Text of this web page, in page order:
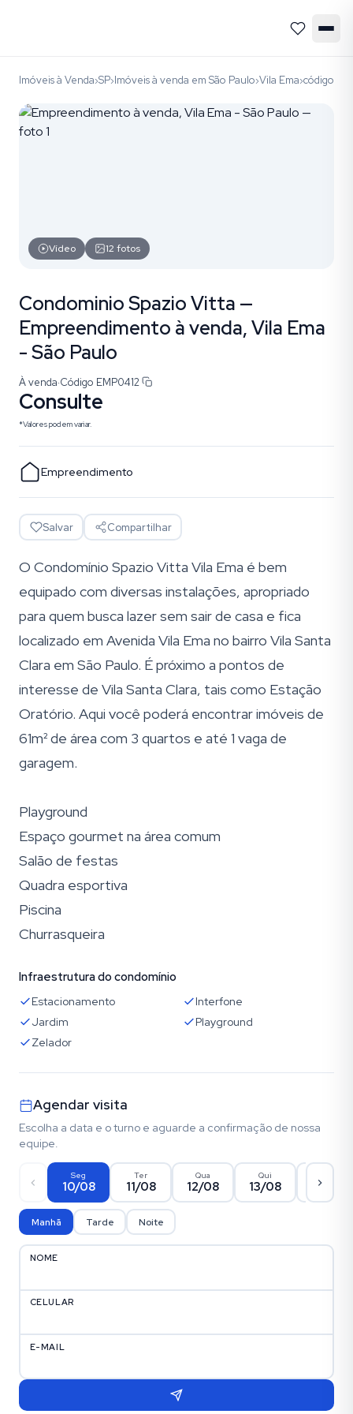
Imóveis à Venda›SP›Imóveis à venda em São Paulo›Vila Ema›código
Vídeo 12 fotos
Condominio Spazio Vitta —
Empreendimento à venda, Vila Ema
- São Paulo
À venda·Código EMP0412
Consulte
*Valores podem variar.
Empreendimento
Salvar Compartilhar
O Condomínio Spazio Vitta Vila Ema é bem
equipado com diversas instalações, apropriado
para quem busca lazer sem sair de casa e fica
localizado em Avenida Vila Ema no bairro Vila Santa
Clara em São Paulo. É próximo a pontos de
interesse de Vila Santa Clara, tais como Estação
Oratório. Aqui você poderá encontrar imóveis de
61m² de área com 3 quartos e até 1 vaga de
garagem.
Playground
Espaço gourmet na área comum
Salão de festas
Quadra esportiva
Piscina
Churrasqueira
Infraestrutura do condomínio
Estacionamento
Interfone
Jardim
Playground
Zelador
Agendar visita
Escolha a data e o turno e aguarde a confirmação de nossa
equipe.
Seg
10/08
Ter
11/08
Qua
12/08
Qui
13/08 14/08
Manhã Tarde Noite
NOME
CELULAR
E-MAIL